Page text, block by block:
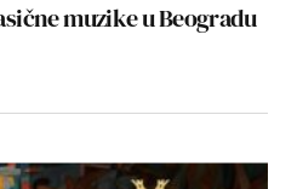
muzike u Beogradu